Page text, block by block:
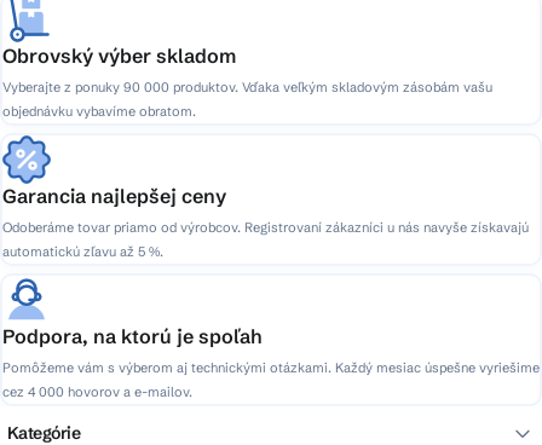
Obrovský výber skladom
Vyberajte z ponuky 90 000 produktov. Vďaka veľkým skladovým zásobám vašu
objednávku vybavíme obratom.
Garancia najlepšej ceny
Odoberáme tovar priamo od výrobcov. Registrovaní zákazníci u nás navyše získavajú
automatickú zľavu až 5 %.
Podpora, na ktorú je spoľah
Pomôžeme vám s výberom aj technickými otázkami. Každý mesiac úspešne vyriešime
cez 4 000 hovorov a e-mailov.
Kategórie